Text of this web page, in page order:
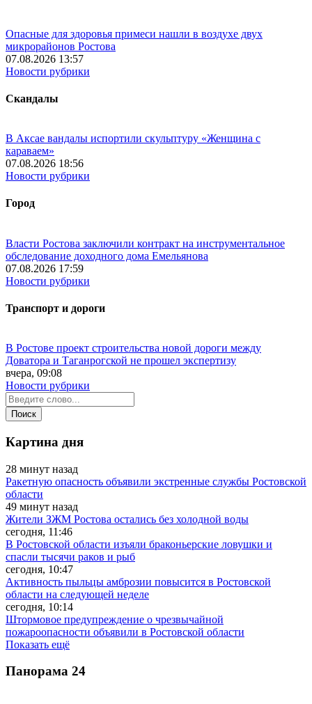
Опасные для здоровья примеси нашли в воздухе двух
микрорайонов Ростова
07.08.2026 13:57
Новости рубрики
Скандалы
В Аксае вандалы испортили скульптуру «Женщина с
караваем»
07.08.2026 18:56
Новости рубрики
Город
Власти Ростова заключили контракт на инструментальное
обследование доходного дома Емельянова
07.08.2026 17:59
Новости рубрики
Транспорт и дороги
В Ростове проект строительства новой дороги между
Доватора и Таганрогской не прошел экспертизу
вчера, 09:08
Новости рубрики
Картина дня
28 минут назад
Ракетную опасность объявили экстренные службы Ростовской
области
49 минут назад
Жители ЗЖМ Ростова остались без холодной воды
сегодня, 11:46
В Ростовской области изъяли браконьерские ловушки и
спасли тысячи раков и рыб
сегодня, 10:47
Активность пыльцы амброзии повысится в Ростовской
области на следующей неделе
сегодня, 10:14
Штормовое предупреждение о чрезвычайной
пожароопасности объявили в Ростовской области
Показать ещё
Панорама 24